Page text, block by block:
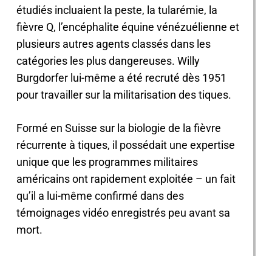
étudiés incluaient la peste, la tularémie, la
fièvre Q, l’encéphalite équine vénézuélienne et
plusieurs autres agents classés dans les
catégories les plus dangereuses. Willy
Burgdorfer lui-même a été recruté dès 1951
pour travailler sur la militarisation des tiques.
Formé en Suisse sur la biologie de la fièvre
récurrente à tiques, il possédait une expertise
unique que les programmes militaires
américains ont rapidement exploitée – un fait
qu’il a lui-même confirmé dans des
témoignages vidéo enregistrés peu avant sa
mort.